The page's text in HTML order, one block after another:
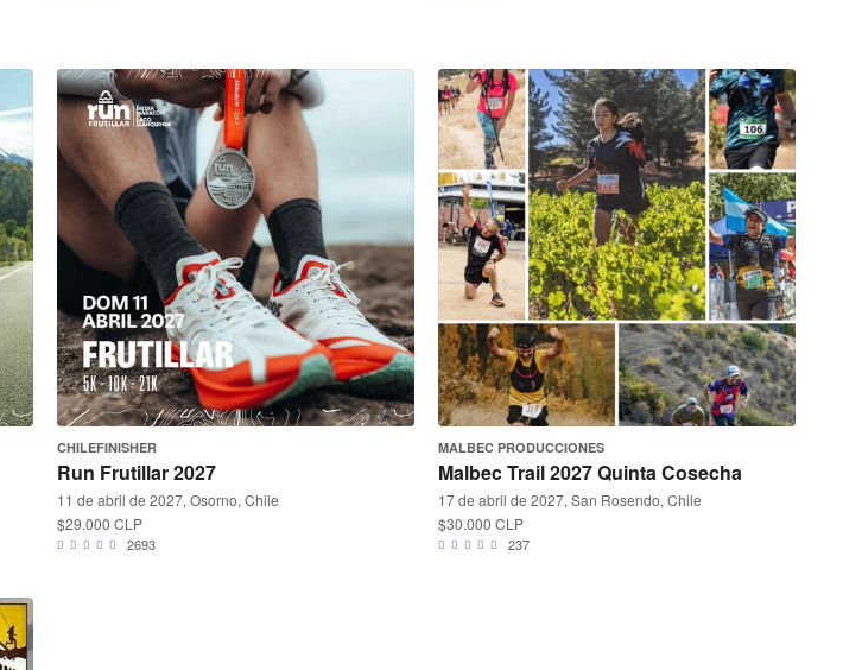
CHILEFINISHER
Run Frutillar 2027
11 de abril de 2027, Osorno, Chile
$29.000 CLP
2693
MALBEC PRODUCCIONES
Malbec Trail 2027 Quinta Cosecha
17 de abril de 2027, San Rosendo, Chile
$30.000 CLP
237